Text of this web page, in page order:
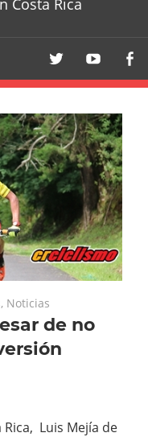
Costa Rica
, Noticias
de no
Luis Mejía de